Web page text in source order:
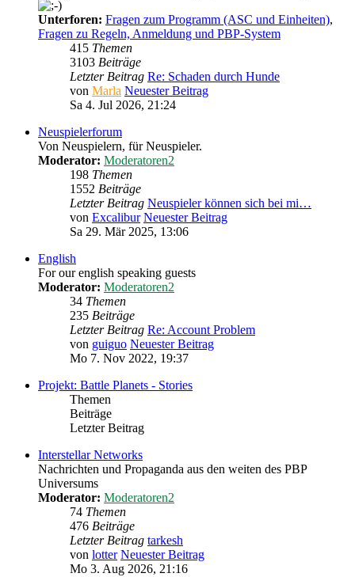
Unterforen: Fragen zum Programm (ASC und Einheiten),
Fragen zu Regeln, Anmeldung und PBP-System
415 Themen
3103 Beiträge
Letzter Beitrag Re: Schaden durch Hunde
von Marla Neuester Beitrag
Sa 4. Jul 2026, 21:24
Neuspielerforum
Von Neuspielern, für Neuspieler.
Moderator: Moderatoren2
198 Themen
1552 Beiträge
Letzter Beitrag Neuspieler können sich bei mi…
von Excalibur Neuester Beitrag
Sa 29. Mär 2025, 13:06
English
For our english speaking guests
Moderator: Moderatoren2
34 Themen
235 Beiträge
Letzter Beitrag Re: Account Problem
von guiguo Neuester Beitrag
Mo 7. Nov 2022, 19:37
Projekt: Battle Planets - Stories
Themen
Beiträge
Letzter Beitrag
Interstellar Networks
Nachrichten und Propaganda aus den weiten des PBP
Universums
Moderator: Moderatoren2
74 Themen
476 Beiträge
Letzter Beitrag tarkesh
von lotter Neuester Beitrag
Mo 3. Aug 2026, 21:16